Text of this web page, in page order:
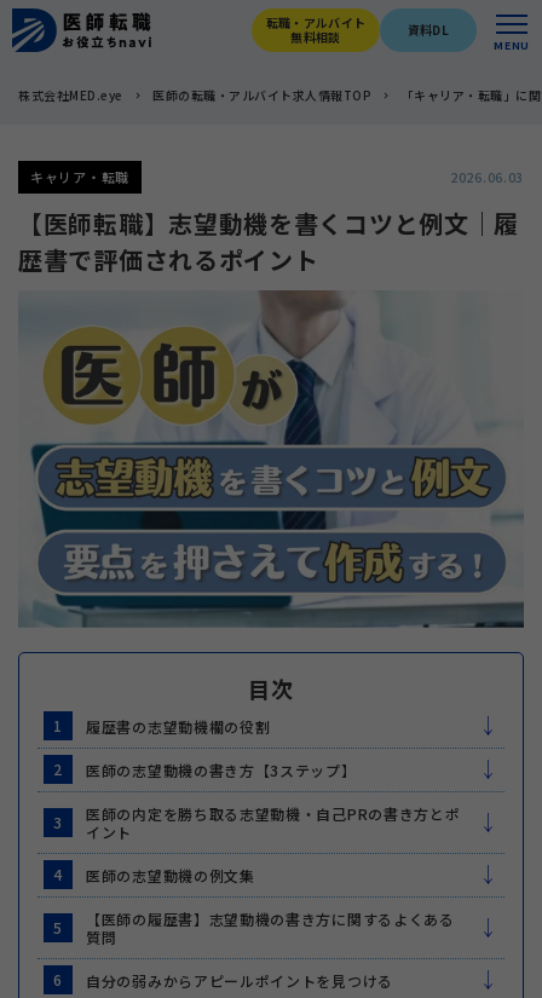
転職・アルバイト
無料相談
資料DL
MENU
株式会社MED.eye 医師の転職・アルバイト求人情報TOP 「キャリア・転職」に
キャリア・転職 2026.06.03
【医師転職】志望動機を書くコツと例文｜履
歴書で評価されるポイント
目次
1 履歴書の志望動機欄の役割
2 医師の志望動機の書き方【3ステップ】
3
医師の内定を勝ち取る志望動機・自己PRの書き方とポ
イント
4 医師の志望動機の例文集
5
【医師の履歴書】志望動機の書き方に関するよくある
質問
6 自分の弱みからアピールポイントを見つける